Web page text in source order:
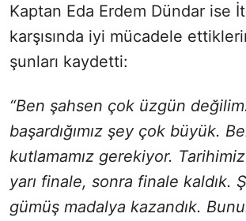
Kaptan Eda Erdem Dündar ise
karşısında iyi mücadele
şunları kaydetti:
“Ben şahsen çok üzgün
başardığımız şey çok büyük.
kutlamamız gerekiyor.
yarı finale, sonra finale kaldık.
gümüş madalya kazandık.